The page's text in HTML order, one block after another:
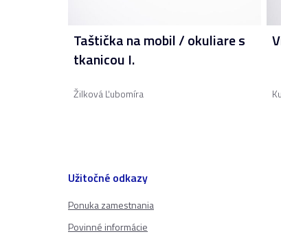
Taštička na mobil / okuliare s
tkanicou I.
Žilková Ľubomíra
Užitočné odkazy
Ponuka zamestnania
Povinné informácie